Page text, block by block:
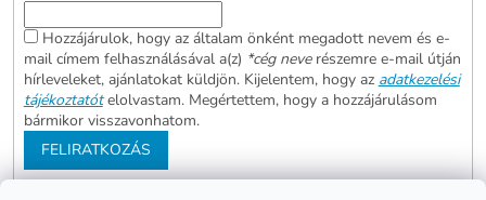
Hozzájárulok, hogy az általam önként megadott nevem és e-
mail címem felhasználásával a(z) *cég neverészemre e-mail útján
hírleveleket, ajánlatokat küldjön. Kijelentem, hogy az adatkezelési
tájékoztatót elolvastam. Megértettem, hogy a hozzájárulásom
bármikor visszavonhatom.
FELIRATKOZÁS